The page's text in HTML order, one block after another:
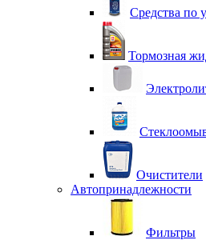
Средства по
Тормозная
Очистители
Автопринадлежности
Фильтры